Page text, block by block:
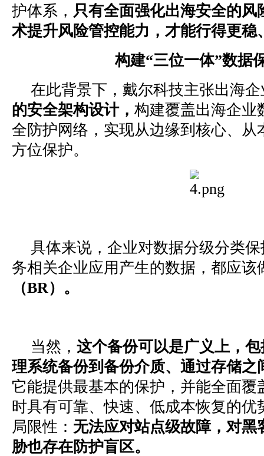
护体系， 只有全面强化出海安全的风
术提升风险管控能力，才能行得更稳
构建“三位一体”数据
在此背景下，戴尔科技主张出海
的安全架构设计， 构建覆盖出海企业
全防护网络，实现从边缘到核心、从
方位保护。
具体来说，企业对数据分级分类
务相关企业应用产生的数据，都应该
（BR）。
当然， 这个备份可以是广义上，包
理系统备份到备份介质、通过存储之
它能提供最基本的保护，并能全面覆
时具有可靠、快速、低成本恢复的优
局限性： 无法应对站点级故障，对黑
胁也存在防护盲区。